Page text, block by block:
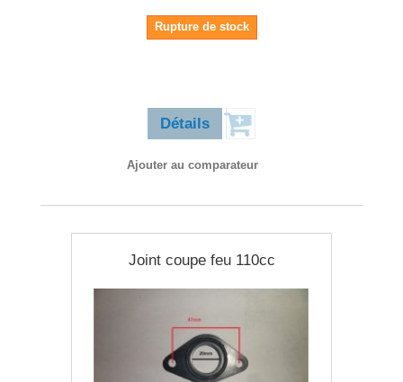
Rupture de stock
Détails
Ajouter au comparateur
Joint coupe feu 110cc